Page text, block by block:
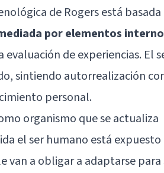
de Rogers está
por elementos
evaluación de experiencias. El
sintiendo autorrealización
personal.
organismo que se actualiza
el ser humano está
van a obligar a adaptarse